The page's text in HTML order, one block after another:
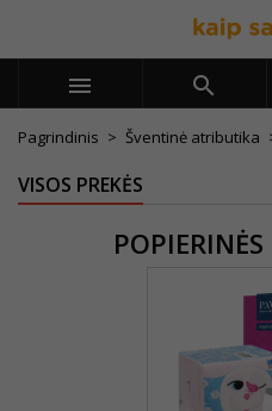
 
Pagrindinis Šventinė atributika
VISOS PREKĖS
POPIERINĖS